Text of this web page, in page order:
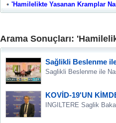
'Hamilelikte Yasanan Kramplar
Arama Sonuçları:
Sağlikli Beslenme
Saglikli Beslenme ile
KOVİD-19'UN
INGILTERE Saglik